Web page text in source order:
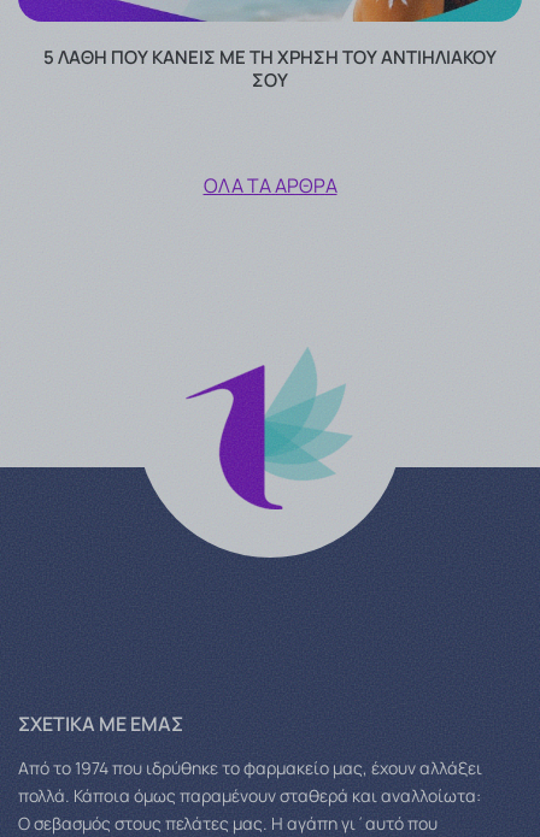
5 ΛΆΘΗ ΠΟΥ ΚΆΝΕΙΣ ΜΕ ΤΗ ΧΡΉΣΗ ΤΟΥ ΑΝΤΙΗΛΙΑΚΟΎ
ΣΟΥ
ΌΛΑ ΤΑ ΆΡΘΡΑ
ΣΧΕΤΙΚΆ ΜΕ ΕΜΆΣ
Από το 1974 που ιδρύθηκε το φαρμακείο μας, έχουν αλλάξει
πολλά. Κάποια όμως παραμένουν σταθερά και αναλλοίωτα:
Ο σεβασμός στους πελάτες μας. Η αγάπη γι΄αυτό που